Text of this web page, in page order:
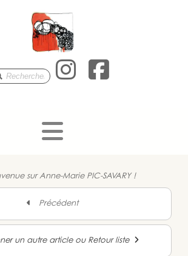
Anne-
Anne-
sur Anne-Marie PIC-SAVARY !
Précédent
un autre article ou Retour liste